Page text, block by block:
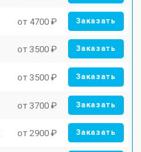
от 4700 ₽ Заказать
от 3500 ₽ Заказать
от 3500 ₽ Заказать
от 3700 ₽ Заказать
от 2900 ₽ Заказать